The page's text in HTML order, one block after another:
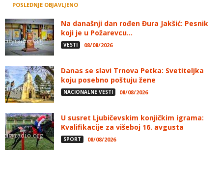
POSLEDNJE OBJAVLJENO
Na današnji dan rođen Đura Jakšić: Pesnik
koji je u Požarevcu...
VESTI 08/08/2026
Danas se slavi Trnova Petka: Svetiteljka
koju posebno poštuju žene
NACIONALNE VESTI 08/08/2026
U susret Ljubičevskim konjičkim igrama:
Kvalifikacije za višeboj 16. avgusta
SPORT 08/08/2026